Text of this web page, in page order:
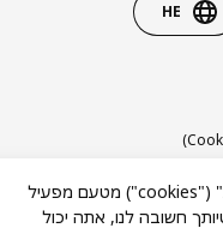
HE
אתר זה עושה שימוש בקבצי "קוקיות" ("cookies") מטעם מפעיל
חשובה לנו, אתה יכול